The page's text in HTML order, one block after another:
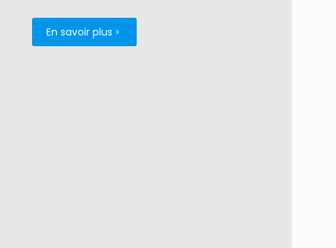
En savoir plus